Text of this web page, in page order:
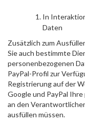
In
Daten
Zusätzlich zum
Sie auch bestimmte
personenbezogenen
PayPal-Profil zur
Registrierung auf der
Google und PayPal
an den
ausfüllen müssen.